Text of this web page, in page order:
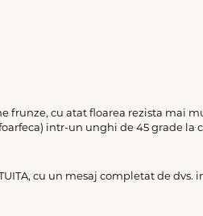
frunze, cu atat floarea rezista mai
intr-un unghi de 45 grade la
cu un mesaj completat de dvs.